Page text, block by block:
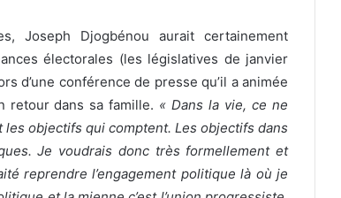
Joseph Djogbénou aurait certainement
électorales (les législatives de janvier
d’une conférence de presse qu’il a animée
retour dans sa famille. « Dans la vie, ce ne
objectifs qui comptent. Les objectifs dans
Je voudrais donc très formellement et
reprendre l’engagement politique là où je